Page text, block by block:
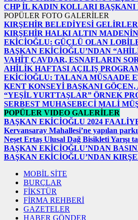
CHP İL KADIN KOLLARI
POPÜLER FOTO GALERİLER
KIRŞEHİR BELEDİYESİ
KIRŞEHİR HALKI ALTIN
EKİCİOĞLU: GÜÇLÜ OLAN
BAŞKAN EKİCİOĞLU’NDAN
VAHİT ÇAVDAR, ESNAFLARIN
AHİLİK HAFTASI AÇILIŞ
EKİCİOĞLU: TALANA MÜSAADE
KENT KONSEYİ BAŞKANI
“YEŞİL YURTTAŞLAR” ÖRNEK
SERBEST MUHASEBECİ MALİ
POPÜLER VIDEO GALERİLER
BAŞKAN EKİCİOĞLU 2024
Kervansaray Mahallesi’ne yapılan
Neşet Ertaş Ulusal Dağ Bisikleti Yarışı
BAŞKAN EKİCİOĞLU’NDAN
BAŞKAN EKİCİOĞLU’NDAN
MOBİL SİTE
BURÇLAR
FİKSTÜR
FİRMA REHBERİ
GAZETELER
HABER GÖNDER